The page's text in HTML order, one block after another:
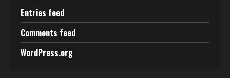
Entries feed
Comments feed
WordPress.org